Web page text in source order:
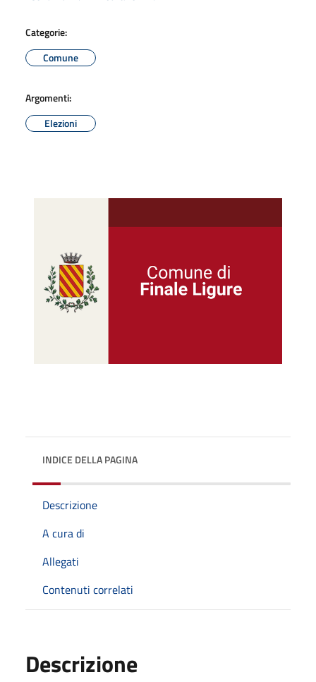
Categorie:
Comune
Argomenti:
Elezioni
INDICE DELLA PAGINA
Descrizione
A cura di
Allegati
Contenuti correlati
Descrizione